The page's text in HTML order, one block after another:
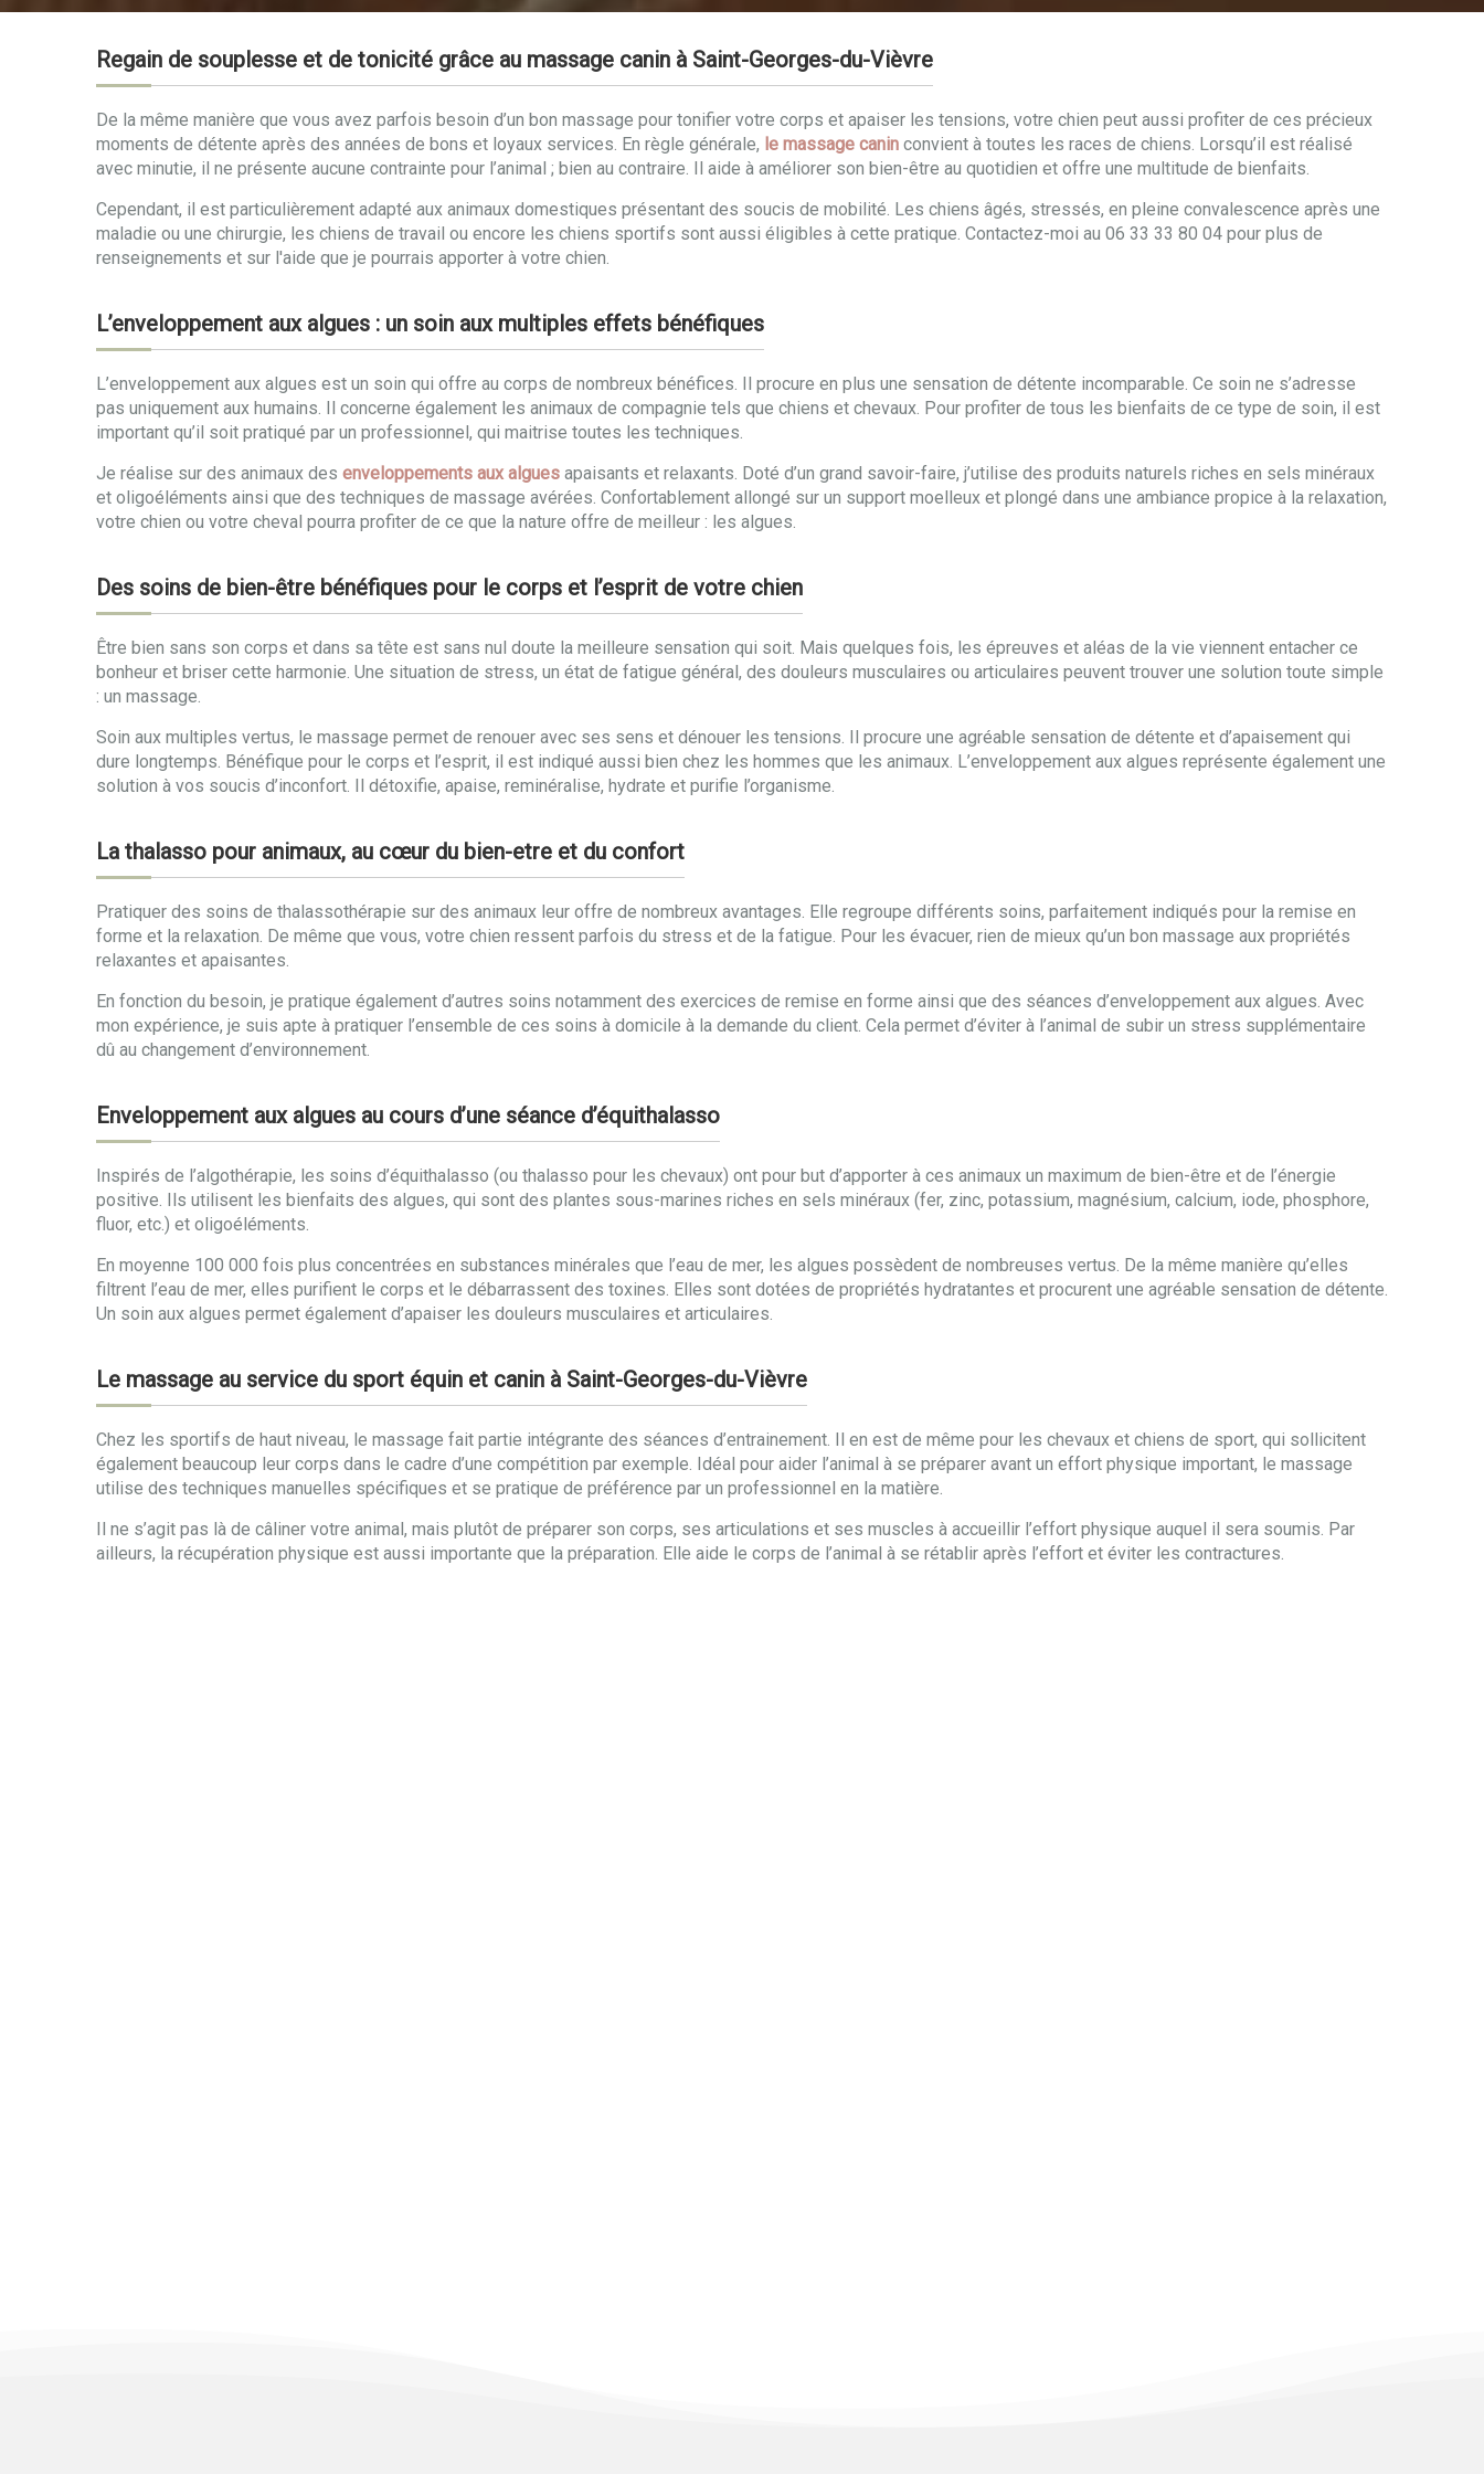
Regain de souplesse et de tonicité grâce au massage canin à Saint-Georges-du-Vièvre
De la même manière que vous avez parfois besoin d’un bon massage pour tonifier votre corps et apaiser les tensions, votre chien peut aussi profiter de ces précieux
moments de détente après des années de bons et loyaux services. En règle générale, le massage canin convient à toutes les races de chiens. Lorsqu’il est réalisé
avec minutie, il ne présente aucune contrainte pour l’animal ; bien au contraire. Il aide à améliorer son bien-être au quotidien et offre une multitude de bienfaits.
Cependant, il est particulièrement adapté aux animaux domestiques présentant des soucis de mobilité. Les chiens âgés, stressés, en pleine convalescence après une
maladie ou une chirurgie, les chiens de travail ou encore les chiens sportifs sont aussi éligibles à cette pratique. Contactez-moi au 06 33 33 80 04 pour plus de
renseignements et sur l'aide que je pourrais apporter à votre chien.
L’enveloppement aux algues : un soin aux multiples effets bénéfiques
L’enveloppement aux algues est un soin qui offre au corps de nombreux bénéfices. Il procure en plus une sensation de détente incomparable. Ce soin ne s’adresse
pas uniquement aux humains. Il concerne également les animaux de compagnie tels que chiens et chevaux. Pour profiter de tous les bienfaits de ce type de soin, il est
important qu’il soit pratiqué par un professionnel, qui maitrise toutes les techniques.
Je réalise sur des animaux des enveloppements aux algues apaisants et relaxants. Doté d’un grand savoir-faire, j’utilise des produits naturels riches en sels minéraux
et oligoéléments ainsi que des techniques de massage avérées. Confortablement allongé sur un support moelleux et plongé dans une ambiance propice à la relaxation,
votre chien ou votre cheval pourra profiter de ce que la nature offre de meilleur : les algues.
Des soins de bien-être bénéfiques pour le corps et l’esprit de votre chien
Être bien sans son corps et dans sa tête est sans nul doute la meilleure sensation qui soit. Mais quelques fois, les épreuves et aléas de la vie viennent entacher ce
bonheur et briser cette harmonie. Une situation de stress, un état de fatigue général, des douleurs musculaires ou articulaires peuvent trouver une solution toute simple
: un massage.
Soin aux multiples vertus, le massage permet de renouer avec ses sens et dénouer les tensions. Il procure une agréable sensation de détente et d’apaisement qui
dure longtemps. Bénéfique pour le corps et l’esprit, il est indiqué aussi bien chez les hommes que les animaux. L’enveloppement aux algues représente également une
solution à vos soucis d’inconfort. Il détoxifie, apaise, reminéralise, hydrate et purifie l’organisme.
La thalasso pour animaux, au cœur du bien-etre et du confort
Pratiquer des soins de thalassothérapie sur des animaux leur offre de nombreux avantages. Elle regroupe différents soins, parfaitement indiqués pour la remise en
forme et la relaxation. De même que vous, votre chien ressent parfois du stress et de la fatigue. Pour les évacuer, rien de mieux qu’un bon massage aux propriétés
relaxantes et apaisantes.
En fonction du besoin, je pratique également d’autres soins notamment des exercices de remise en forme ainsi que des séances d’enveloppement aux algues. Avec
mon expérience, je suis apte à pratiquer l’ensemble de ces soins à domicile à la demande du client. Cela permet d’éviter à l’animal de subir un stress supplémentaire
dû au changement d’environnement.
Enveloppement aux algues au cours d’une séance d’équithalasso
Inspirés de l’algothérapie, les soins d’équithalasso (ou thalasso pour les chevaux) ont pour but d’apporter à ces animaux un maximum de bien-être et de l’énergie
positive. Ils utilisent les bienfaits des algues, qui sont des plantes sous-marines riches en sels minéraux (fer, zinc, potassium, magnésium, calcium, iode, phosphore,
fluor, etc.) et oligoéléments.
En moyenne 100 000 fois plus concentrées en substances minérales que l’eau de mer, les algues possèdent de nombreuses vertus. De la même manière qu’elles
filtrent l’eau de mer, elles purifient le corps et le débarrassent des toxines. Elles sont dotées de propriétés hydratantes et procurent une agréable sensation de détente.
Un soin aux algues permet également d’apaiser les douleurs musculaires et articulaires.
Le massage au service du sport équin et canin à Saint-Georges-du-Vièvre
Chez les sportifs de haut niveau, le massage fait partie intégrante des séances d’entrainement. Il en est de même pour les chevaux et chiens de sport, qui sollicitent
également beaucoup leur corps dans le cadre d’une compétition par exemple. Idéal pour aider l’animal à se préparer avant un effort physique important, le massage
utilise des techniques manuelles spécifiques et se pratique de préférence par un professionnel en la matière.
Il ne s’agit pas là de câliner votre animal, mais plutôt de préparer son corps, ses articulations et ses muscles à accueillir l’effort physique auquel il sera soumis. Par
ailleurs, la récupération physique est aussi importante que la préparation. Elle aide le corps de l’animal à se rétablir après l’effort et éviter les contractures.